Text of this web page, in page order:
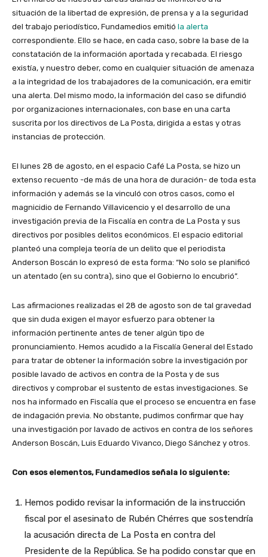
situación de la libertad de expresión, de prensa y a la seguridad
del trabajo periodístico, Fundamedios emitió la alerta
correspondiente. Ello se hace, en cada caso, sobre la base de la
constatación de la información aportada y recabada. El riesgo
existía, y nuestro deber, como en cualquier situación de amenaza
a la integridad de los trabajadores de la comunicación, era emitir
una alerta. Del mismo modo, la información del caso se difundió
por organizaciones internacionales, con base en una carta
suscrita por los directivos de La Posta, dirigida a estas y otras
instancias de protección.
El lunes 28 de agosto, en el espacio Café La Posta, se hizo un
extenso recuento -de más de una hora de duración- de toda esta
información y además se la vinculó con otros casos, como el
magnicidio de Fernando Villavicencio y el desarrollo de una
investigación previa de la Fiscalía en contra de La Posta y sus
directivos por posibles delitos económicos. El espacio editorial
planteó una compleja teoría de un delito que el periodista
Anderson Boscán lo expresó de esta forma: “No solo se planificó
un atentado (en su contra), sino que el Gobierno lo encubrió”.
Las afirmaciones realizadas el 28 de agosto son de tal gravedad
que sin duda exigen el mayor esfuerzo para obtener la
información pertinente antes de tener algún tipo de
pronunciamiento. Hemos acudido a la Fiscalía General del Estado
para tratar de obtener la información sobre la investigación por
posible lavado de activos en contra de la Posta y de sus
directivos y comprobar el sustento de estas investigaciones. Se
nos ha informado en Fiscalía que el proceso se encuentra en fase
de indagación previa. No obstante, pudimos confirmar que hay
una investigación por lavado de activos en contra de los señores
Anderson Boscán, Luis Eduardo Vivanco, Diego Sánchez y otros.
Con esos elementos, Fundamedios señala lo siguiente:
Hemos podido revisar la información de la instrucción
fiscal por el asesinato de Rubén Chérres que sostendría
la acusación directa de La Posta en contra del
Presidente de la República. Se ha podido constar que en